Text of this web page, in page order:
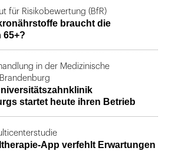
für Risikobewertung (BfR)
braucht die
65+?
in der Medizinische
startet heute ihren Betrieb
App verfehlt Erwartungen